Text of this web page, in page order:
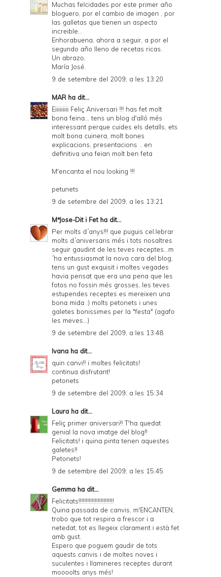
Muchas felcidades por este primer año
bloguero, por el cambio de imagen , por
las galletas que tienen un aspecto
increible...
Enhorabuena, ahora a seguir, a por el
segundo año lleno de recetas ricas.
Un abrazo,
María José.
9 de setembre del 2009, a les 13:20
MAR ha dit...
Eiiiiiiiii Feliç Aniversari !!! has fet molt
bona feina... tens un blog d'alló més
interessant perque cuides els detalls, ets
molt bona cuinera, molt bones
explicacions, presentacions .. en
definitiva una feian molt ben feta
M'encanta el nou looking !!!
petunets
9 de setembre del 2009, a les 13:21
MªJose-Dit i Fetha dit...
Per molts d´anys!!! que puguis cel.lebrar
molts d´aniversaris més i tots nosaltres
seguir gaudint de les teves receptes...m
´ha entussiasmat la nova cara del blog,
tens un gust exquisit i moltes vegades
havia pensat que era una pena que les
fotos no fossin més grosses, les teves
estupendes receptes es mereixen una
bona mida :) molts petonets i unes
galetes bonissimes per la "festa" (agafo
les meves...)
9 de setembre del 2009, a les 13:48
Ivana ha dit...
quin canvi!! i moltes felicitats!
continua disfrutant!
petonets
9 de setembre del 2009, a les 15:34
Laura ha dit...
Feliç primer aniversari!! T'ha quedat
genial la nova imatge del blog!!
Felicitats! i quina pinta tenen aquestes
galetes!!
Petonets!
9 de setembre del 2009, a les 15:45
Gemma ha dit...
Felicitats!!!!!!!!!!!!!!!!!!!!!!!!
Quina passada de canvis, m'ENCANTEN,
trobo que tot respira a frescor i a
netedat, tot es llegeix clarament i està fet
amb gust.
Espero que poguem gaudir de tots
aquests canvis i de moltes noves i
suculentes i llamineres receptes durant
moooolts anys més!